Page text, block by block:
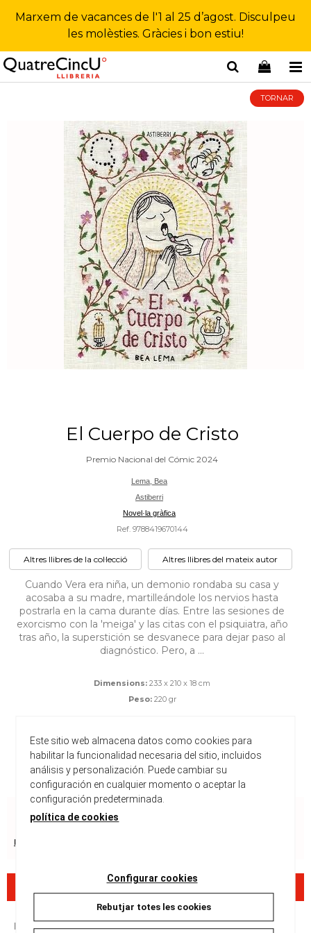
Marxem de vacances de l'1 al 25 d’agost. Disculpeu
les molèsties. Gràcies i bon estiu!
TORNAR
El Cuerpo de Cristo
Premio Nacional del Cómic 2024
Lema, Bea
Astiberri
Novel·la gràfica
Ref. 9788419670144
Altres llibres de la col·lecció Altres llibres del mateix autor
Cuando Vera era niña, un demonio rondaba su casa y
acosaba a su madre, martilleándole los nervios hasta
postrarla en la cama durante días. Entre las sesiones de
exorcismo con la 'meiga' y las citas con el psiquiatra, año
tras año, la superstición se desvanece para dejar paso al
diagnóstico. Pero, a ...
Dimensions: 233 x 210 x 18 cm
Peso: 220 gr
21,00 €
Recursos de seguretat del producte
Descripció
ISBN : 978-84-19670-14-4
Este sitio web almacena datos como cookies para
habilitar la funcionalidad necesaria del sitio, incluidos
análisis y personalización. Puede cambiar su
configuración en cualquier momento o aceptar la
configuración predeterminada.
política de cookies
Configurar cookies
Rebutjar totes les cookies